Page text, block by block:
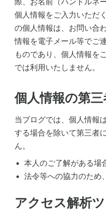
際、お名前（ハンドルネ
個人情報をご入力いただ
の個人情報は、お問い合
情報を電子メール等でご
ものであり、個人情報を
では利用いたしません。
個人情報の第
当ブログでは、個人情報
する場合を除いて第三者
ん。
本人のご了解がある場
法令等への協力のため
アクセス解析